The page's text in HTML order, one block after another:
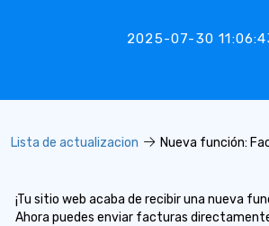
2025-07-30
Lista de actualizacion Nueva función:
¡Tu sitio web acaba de recibir una nueva
Ahora puedes enviar facturas